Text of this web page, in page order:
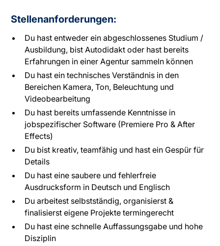
Stellenanforderungen:
Du hast entweder ein abgeschlossenes Studium /
Ausbildung, bist Autodidakt oder hast bereits
Erfahrungen in einer Agentur sammeln können
Du hast ein technisches Verständnis in den
Bereichen Kamera, Ton, Beleuchtung und
Videobearbeitung
Du hast bereits umfassende Kenntnisse in
jobspezifischer Software (Premiere Pro & After
Effects)
Du bist kreativ, teamfähig und hast ein Gespür für
Details
Du hast eine saubere und fehlerfreie
Ausdrucksform in Deutsch und Englisch
Du arbeitest selbstständig, organisierst &
finalisierst eigene Projekte termingerecht
Du hast eine schnelle Auffassungsgabe und hohe
Disziplin